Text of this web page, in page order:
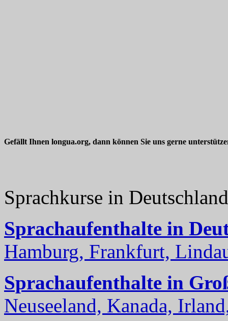
Gefällt Ihnen longua.org, dann können Sie uns gerne
Sprachkurse in
Sprachaufenthalte in
Hamburg, Frankfurt,
Sprachaufenthalte in
Neuseeland, Kanada,